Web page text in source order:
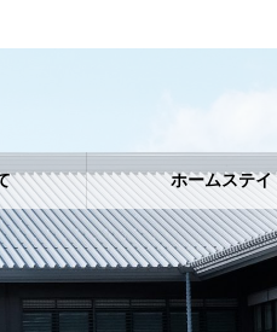
ホームステイ